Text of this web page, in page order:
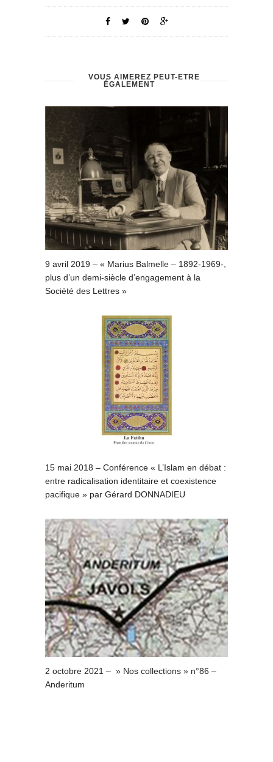
VOUS AIMEREZ PEUT-ÊTRE
ÉGALEMENT
9 avril 2019 – « Marius Balmelle – 1892-1969-,
plus d’un demi-siècle d’engagement à la
Société des Lettres »
15 mai 2018 – Conférence « L’Islam en débat :
entre radicalisation identitaire et coexistence
pacifique » par Gérard DONNADIEU
2 octobre 2021 – » Nos collections » n°86 –
Anderitum